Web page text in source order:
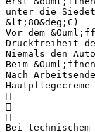
unter die
&lt;80&deg;C)
Vor dem
Druckfreiheit
Niemals den
Beim
Nach



Bei